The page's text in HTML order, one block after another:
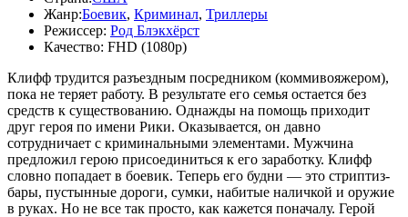
Жанр:Боевик, Криминал, Триллеры
Режиссер: Род Блэкхёрст
Качество: FHD (1080p)
Клифф трудится разъездным посредником (коммивояжером),
пока не теряет работу. В результате его семья остается без
средств к существованию. Однажды на помощь приходит
друг героя по имени Рики. Оказывается, он давно
сотрудничает с криминальными элементами. Мужчина
предложил герою присоединиться к его заработку. Клифф
словно попадает в боевик. Теперь его будни — это стриптиз-
бары, пустынные дороги, сумки, набитые наличкой и оружие
в руках. Но не все так просто, как кажется поначалу. Герой